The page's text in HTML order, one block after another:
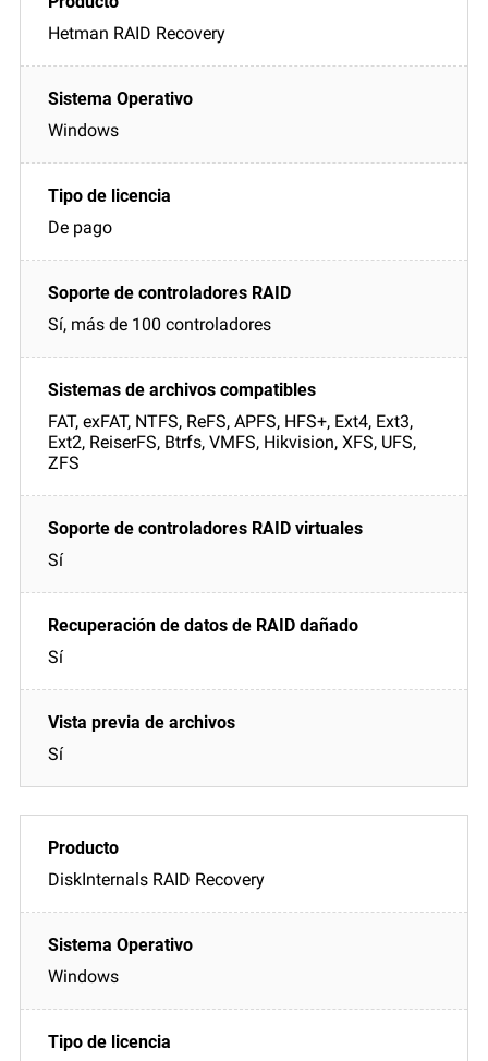
Hetman RAID Recovery
Windows
De pago
Sí, más de 100 controladores
FAT, exFAT, NTFS, ReFS, APFS, HFS+, Ext4, Ext3,
Ext2, ReiserFS, Btrfs, VMFS, Hikvision, XFS, UFS,
ZFS
Sí
Sí
Sí
DiskInternals RAID Recovery
Windows